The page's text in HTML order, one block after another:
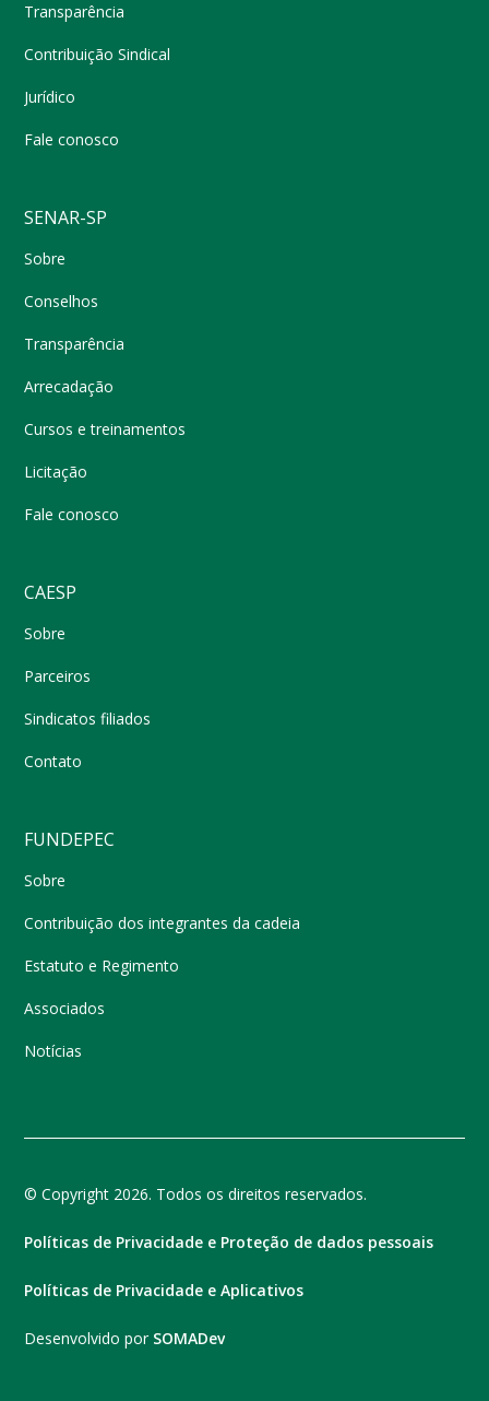
Transparência
Contribuição Sindical
Jurídico
Fale conosco
SENAR-SP
Sobre
Conselhos
Transparência
Arrecadação
Cursos e treinamentos
Licitação
Fale conosco
CAESP
Sobre
Parceiros
Sindicatos filiados
Contato
FUNDEPEC
Sobre
Contribuição dos integrantes da cadeia
Estatuto e Regimento
Associados
Notícias
© Copyright 2026. Todos os direitos reservados.
Políticas de Privacidade e Proteção de dados pessoais
Políticas de Privacidade e Aplicativos
Desenvolvido por SOMADev